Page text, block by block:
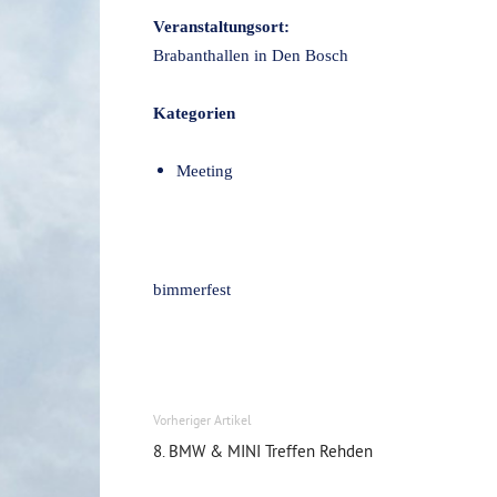
Veranstaltungsort:
Brabanthallen in Den Bosch
Kategorien
Meeting
bimmerfest
Vorheriger Artikel
8. BMW & MINI Treffen Rehden